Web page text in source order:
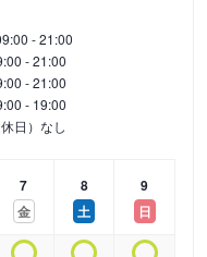
- 21:00
- 21:00
- 21:00
- 19:00
休日）なし
7
金
8
土
9
日